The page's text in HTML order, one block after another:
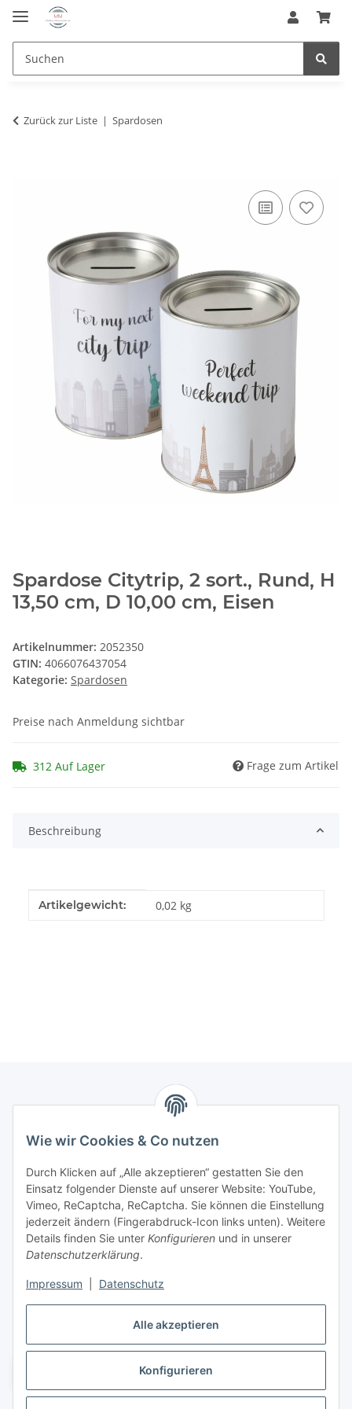
Alle akzeptieren
Konfigurieren
Wie wir Cookies & Co nutzen
Durch Klicken auf „Alle akzeptieren“ gestatten Sie den
Einsatz folgender Dienste auf unserer Website: YouTube,
Vimeo, ReCaptcha, ReCaptcha. Sie können die Einstellung
jederzeit ändern (Fingerabdruck-Icon links unten). Weitere
Details finden Sie unter Konfigurieren und in unserer
Datenschutzerklärung.
Impressum Datenschutz
Zurück zur Liste Spardosen
Spardose Citytrip, 2 sort., Rund, H
13,50 cm, D 10,00 cm, Eisen
Artikelnummer: 2052350
GTIN: 4066076437054
Kategorie: Spardosen
Preise nach Anmeldung sichtbar
312 Auf Lager Frage zum Artikel
Beschreibung
Produkteigenschaft
Wert
Artikelgewicht: 0,02 kg
Marmey Aktionswaren
Markus Meyer
Fritz-Wallis-Str. 13
28832 Achim
Telefon: +4915142420171
E-Mail: verkauf@marmey-aktionswaren.de
Informationen
Gesetzliche Informationen
Vertrag widerrufen